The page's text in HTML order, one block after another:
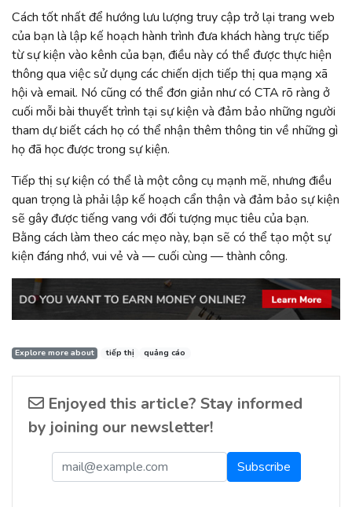
Cách tốt nhất để hướng lưu lượng truy cập trở lại trang web
của bạn là lập kế hoạch hành trình đưa khách hàng trực tiếp
từ sự kiện vào kênh của bạn, điều này có thể được thực hiện
thông qua việc sử dụng các chiến dịch tiếp thị qua mạng xã
hội và email. Nó cũng có thể đơn giản như có CTA rõ ràng ở
cuối mỗi bài thuyết trình tại sự kiện và đảm bảo những người
tham dự biết cách họ có thể nhận thêm thông tin về những gì
họ đã học được trong sự kiện.
Tiếp thị sự kiện có thể là một công cụ mạnh mẽ, nhưng điều
quan trọng là phải lập kế hoạch cẩn thận và đảm bảo sự kiện
sẽ gây được tiếng vang với đối tượng mục tiêu của bạn.
Bằng cách làm theo các mẹo này, bạn sẽ có thể tạo một sự
kiện đáng nhớ, vui vẻ và — cuối cùng — thành công.
Explore more about tiếp thị quảng cáo
Enjoyed this article? Stay informed
by joining our newsletter!